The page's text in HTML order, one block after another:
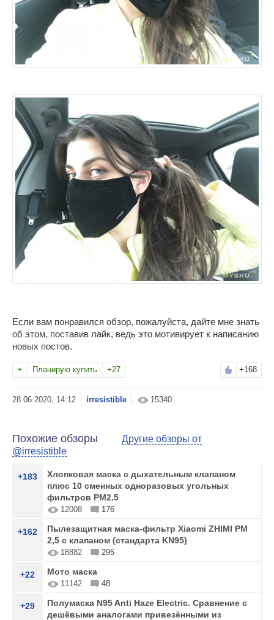
Если вам понравился обзор, пожалуйста, дайте мне знать
об этом, поставив лайк, ведь это мотивирует к написанию
новых постов.
Планирую купить +27 +168
irresistible 15340
Похожие обзоры
Другие обзоры от
@irresistible
+183
Хлопковая маска с дыхательным клапаном
плюс 10 сменных одноразовых угольных
фильтров PM2.5
12008 176
+162
Пылезащитная маска-фильтр Xiaomi ZHIMI PM
2,5 с клапаном (стандарта KN95)
18882 295
+22 Мото маска
11142 48
+29
Полумаска N95 Anti Haze Electric. Сравнение с
дешёвыми аналогами привезёнными из